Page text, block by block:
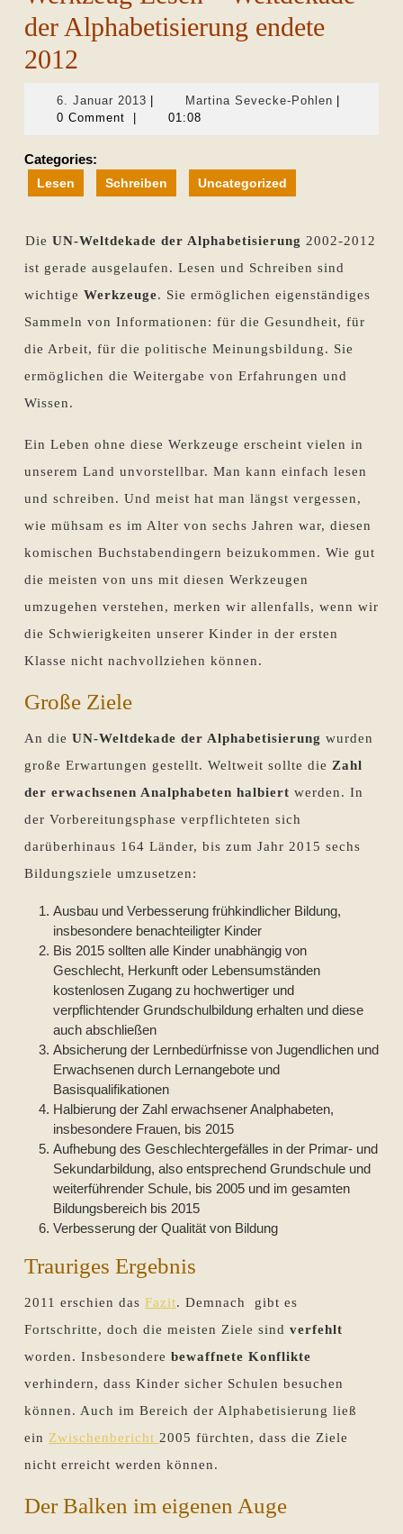
der Alphabetisierung endete
2012
6. Januar 2013 6.
Januar
Martina Sevecke-PohlenMartina
0 Comment
01:08
Categories:
Lesen Schreiben Uncategorized
Die UN-Weltdekade der Alphabetisierung 2002-2012
ist gerade ausgelaufen. Lesen und Schreiben sind
wichtige Werkzeuge. Sie ermöglichen eigenständiges
Sammeln von Informationen: für die Gesundheit, für
die Arbeit, für die politische Meinungsbildung. Sie
ermöglichen die Weitergabe von Erfahrungen und
Wissen.
Ein Leben ohne diese Werkzeuge erscheint vielen in
unserem Land unvorstellbar. Man kann einfach lesen
und schreiben. Und meist hat man längst vergessen,
wie mühsam es im Alter von sechs Jahren war, diesen
komischen Buchstabendingern beizukommen. Wie gut
die meisten von uns mit diesen Werkzeugen
umzugehen verstehen, merken wir allenfalls, wenn wir
die Schwierigkeiten unserer Kinder in der ersten
Klasse nicht nachvollziehen können.
Große Ziele
An die UN-Weltdekade der Alphabetisierung wurden
große Erwartungen gestellt. Weltweit sollte die Zahl
der erwachsenen Analphabeten halbiert werden. In
der Vorbereitungsphase verpflichteten sich
darüberhinaus 164 Länder, bis zum Jahr 2015 sechs
Bildungsziele umzusetzen:
Ausbau und Verbesserung frühkindlicher Bildung,
insbesondere benachteiligter Kinder
Bis 2015 sollten alle Kinder unabhängig von
Geschlecht, Herkunft oder Lebensumständen
kostenlosen Zugang zu hochwertiger und
verpflichtender Grundschulbildung erhalten und diese
auch abschließen
Absicherung der Lernbedürfnisse von Jugendlichen und
Erwachsenen durch Lernangebote und
Basisqualifikationen
Halbierung der Zahl erwachsener Analphabeten,
insbesondere Frauen, bis 2015
Aufhebung des Geschlechtergefälles in der Primar- und
Sekundarbildung, also entsprechend Grundschule und
weiterführender Schule, bis 2005 und im gesamten
Bildungsbereich bis 2015
Verbesserung der Qualität von Bildung
Trauriges Ergebnis
2011 erschien das Fazit. Demnach gibt es
Fortschritte, doch die meisten Ziele sind verfehlt
worden. Insbesondere bewaffnete Konflikte
verhindern, dass Kinder sicher Schulen besuchen
können. Auch im Bereich der Alphabetisierung ließ
ein Zwischenbericht 2005 fürchten, dass die Ziele
nicht erreicht werden können.
Der Balken im eigenen Auge